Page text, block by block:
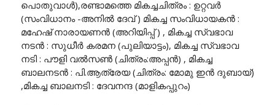
പൊതുവാൾ),രണ്ടാമത്തെ മികച്ചചിത്രം : ഉറ്റവർ
(സംവിധാനം -അനിൽ ദേവ് ) മികച്ച സംവിധായകൻ :
മഹേഷ് നാരായണൻ (അറിയിപ്പ് ) , മികച്ച സ്വഭാവ
നടൻ : സുധീർ കരമന (പുലിയാട്ടം), മികച്ച സ്വഭാവ
നടി : പൗളി വൽസൺ (ചിത്രം:അപ്പൻ) , മികച്ച
ബാലനടൻ : പി.ആത്രേയ (ചിത്രം: മോമു ഇൻ ദുബായ്)
,മികച്ച ബാലനടി : ദേവനന്ദ (മാളികപ്പുറം)